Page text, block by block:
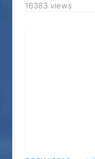
16383 views